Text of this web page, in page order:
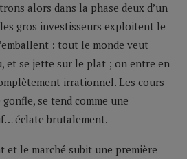
alors dans la phase deux d’un
gros investisseurs exploitent le
: tout le monde veut
et se jette sur le plat ; on entre en
irrationnel. Les cours
se tend comme une
éclate brutalement.
et le marché subit une première